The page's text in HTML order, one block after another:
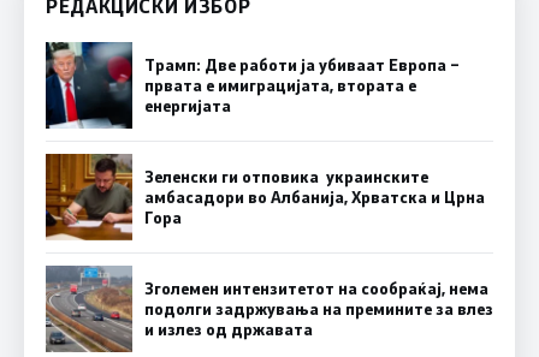
РЕДАКЦИСКИ ИЗБОР
Трамп: Две работи ја убиваат Европа –
првата е имиграцијата, втората е
енергијата
Зеленски ги отповика украинските
амбасадори во Албанија, Хрватска и Црна
Гора
Зголемен интензитетот на сообраќај, нема
подолги задржувања на премините за влез
и излез од државата